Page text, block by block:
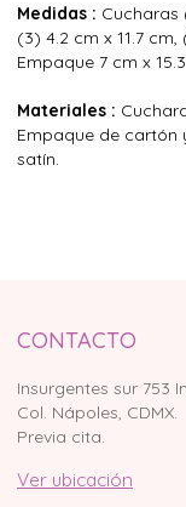
Medidas : Cucharas
(3) 4.2 cm x 11.7 cm,
Empaque 7 cm x
Materiales :
Empaque de cartón
satín.
CONTACTO
Insurgentes sur 753
Col. Nápoles, CDMX.
Previa cita.
Ver ubicación